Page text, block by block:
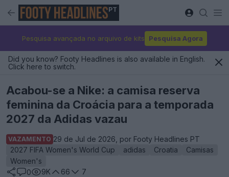
PT
Pesquisa avançada no arquivo de kits Pesquisa Agora
Did you know? Footy Headlines is also available in English.
Click here to switch.
Acabou-se a Nike: a camisa reserva
feminina da Croácia para a temporada
2027 da Adidas vazau
VAZAMENTO 29 de Jul de 2026, por Footy Headlines PT
2027 FIFA Women's World Cup
adidas Croatia
Camisas
Women's
0
9K 66
7